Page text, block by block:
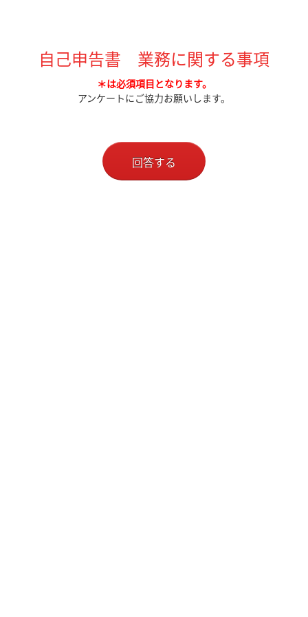
自己申告書 業務に関する事項
＊は必須項目となります。
アンケートにご協力お願いします。
回答する